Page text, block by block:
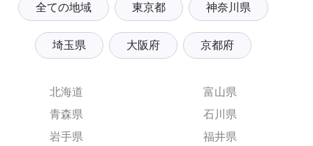
全ての地域 東京都 神奈川県
埼玉県 大阪府 京都府
北海道
青森県
岩手県
富山県
石川県
福井県